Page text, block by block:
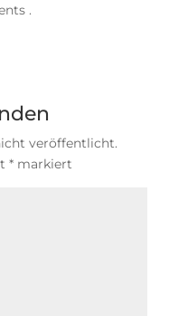
.
veröffentlicht.
*markiert